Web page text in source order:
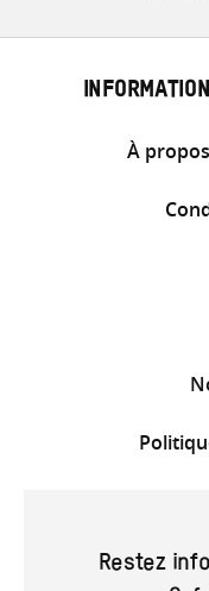
À
Restez